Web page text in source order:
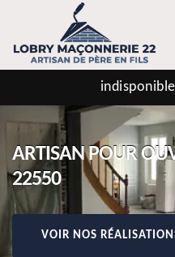
indisponible
ARTISAN POUR
22550
VOIR NOS